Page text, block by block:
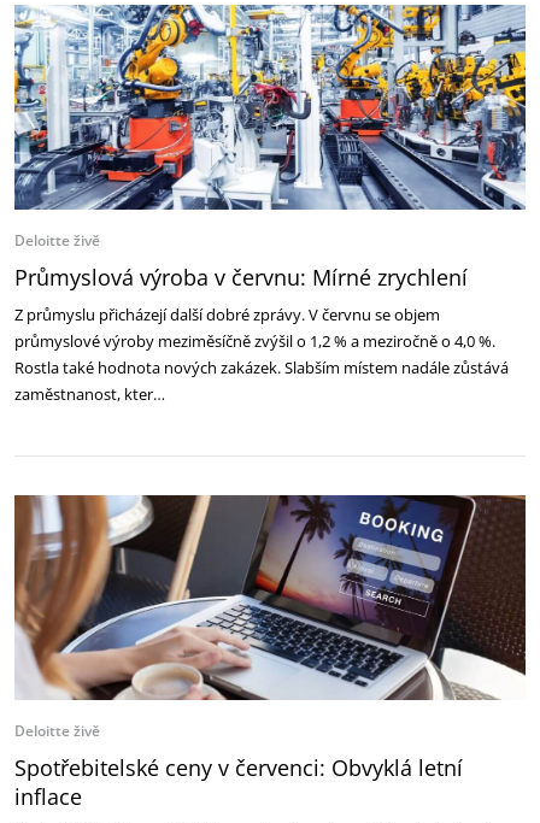
Deloitte živě
Průmyslová výroba v červnu: Mírné zrychlení
Z průmyslu přicházejí další dobré zprávy. V červnu se objem
průmyslové výroby meziměsíčně zvýšil o 1,2 % a meziročně o 4,0 %.
Rostla také hodnota nových zakázek. Slabším místem nadále zůstává
zaměstnanost, kter…
Deloitte živě
Spotřebitelské ceny v červenci: Obvyklá letní
inflace